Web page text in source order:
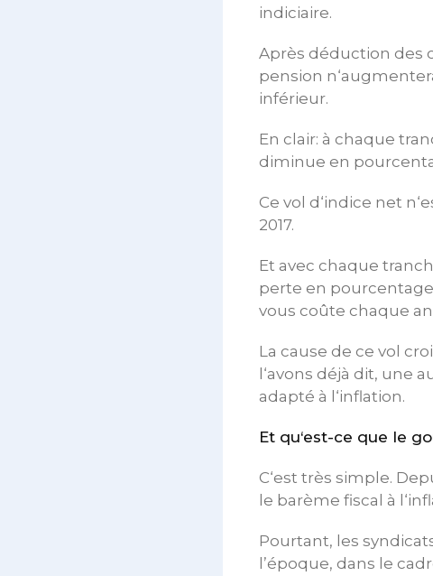
indiciaire.
Après déduction des
pension
inférieur.
En clair: à chaque
diminue en
Ce vol d‘indice net
2017.
Et avec chaque
perte en pourcentage
vous coûte chaque
La cause de ce vol
l‘avons déjà dit, une
adapté à l‘inflation.
Et qu‘est-ce que le
C‘est très simple.
le barème fiscal à
Pourtant, les
l’époque, dans le